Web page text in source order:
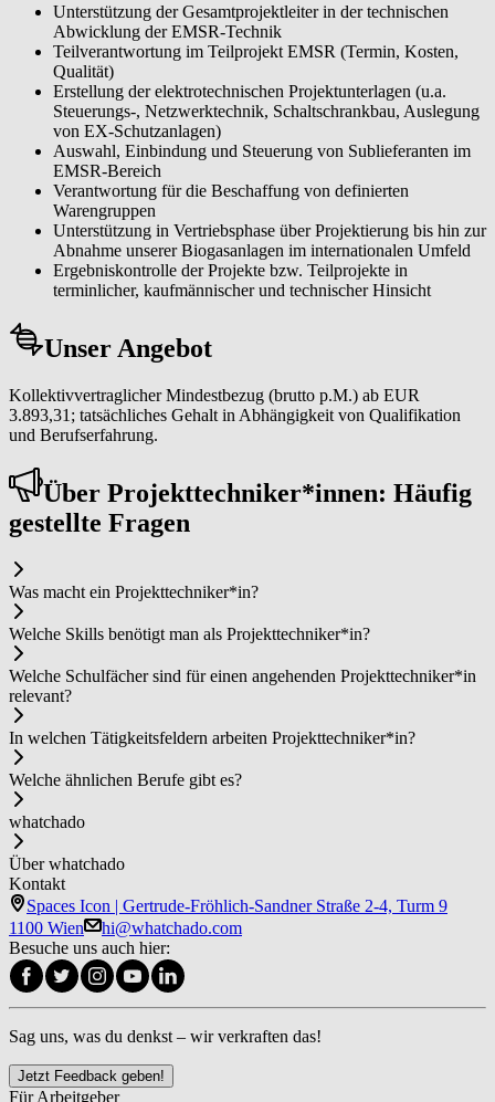
Unterstützung der Gesamtprojektleiter in der technischen
Abwicklung der EMSR-Technik
Teilverantwortung im Teilprojekt EMSR (Termin, Kosten,
Qualität)
Erstellung der elektrotechnischen Projektunterlagen (u.a.
Steuerungs-, Netzwerktechnik, Schaltschrankbau, Auslegung
von EX-Schutzanlagen)
Auswahl, Einbindung und Steuerung von Sublieferanten im
EMSR-Bereich
Verantwortung für die Beschaffung von definierten
Warengruppen
Unterstützung in Vertriebsphase über Projektierung bis hin zur
Abnahme unserer Biogasanlagen im internationalen Umfeld
Ergebniskontrolle der Projekte bzw. Teilprojekte in
terminlicher, kaufmännischer und technischer Hinsicht
Unser Angebot
Kollektivvertraglicher Mindestbezug (brutto p.M.) ab EUR
3.893,31; tatsächliches Gehalt in Abhängigkeit von Qualifikation
und Berufserfahrung.
Über Pro­jekt­tech­ni­ker*in­nen: Häufig
gestellte Fragen
Was macht ein Pro­jekt­tech­ni­ker*in?
Welche Skills benötigt man als Pro­jekt­tech­ni­ker*in?
Welche Schulfächer sind für einen angehenden Pro­jekt­tech­ni­ker*in
relevant?
In welchen Tätigkeitsfeldern arbeiten Pro­jekt­tech­ni­ker*in?
Welche ähnlichen Berufe gibt es?
whatchado
Über whatchado
Kontakt
Spaces Icon | Gertrude-Fröhlich-Sandner Straße 2-4, Turm 9
1100 Wien
hi@whatchado.com
Besuche uns auch hier:
Sag uns, was du denkst – wir verkraften das!
Jetzt Feedback geben!
Für Arbeitgeber